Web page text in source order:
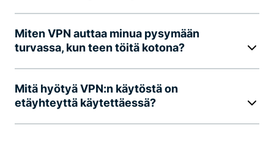
Miten VPN auttaa minua pysymään
turvassa, kun teen töitä kotona?
Mitä hyötyä VPN:n käytöstä on
etäyhteyttä käytettäessä?